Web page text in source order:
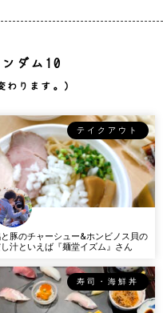
ダム10
わります。）
テイクアウト
豚のチャーシュー&ホンビノス貝の
汁といえば『麺堂イズム』さん
寿司・海鮮丼